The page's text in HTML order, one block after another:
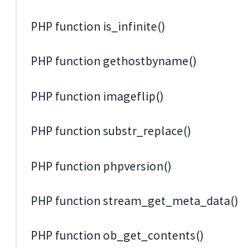
PHP function is_infinite()
PHP function gethostbyname()
PHP function imageflip()
PHP function substr_replace()
PHP function phpversion()
PHP function stream_get_meta_data()
PHP function ob_get_contents()